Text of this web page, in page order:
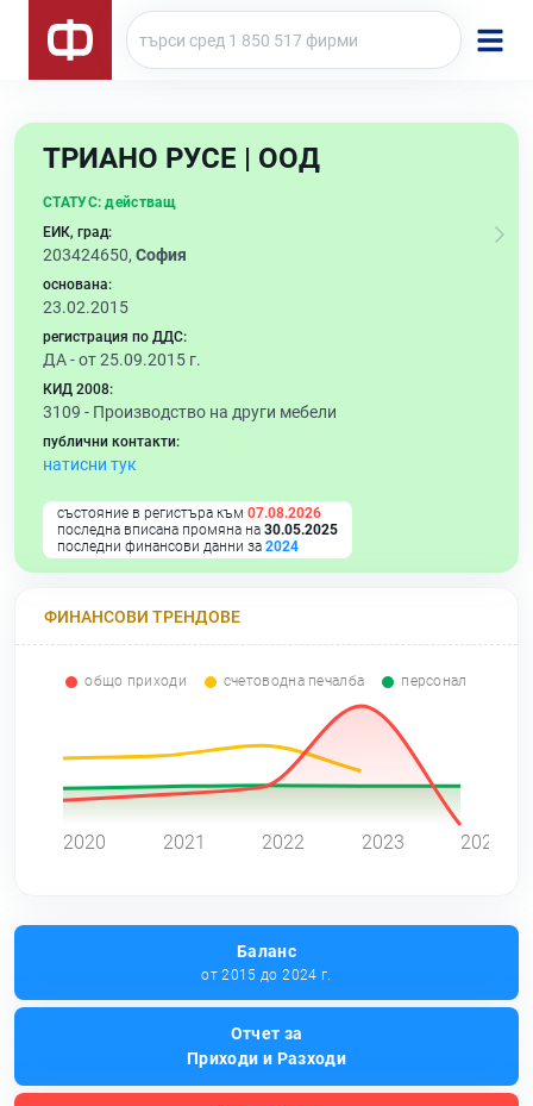
ТРИАНО РУСЕ | ООД
СТАТУС: действащ
ЕИК, град:
203424650, София
основана:
23.02.2015
регистрация по ДДС:
ДА - от 25.09.2015 г.
КИД 2008:
3109 - Производство на други мебели
публични контакти:
натисни тук
състояние в регистъра към 07.08.2026
последна вписана промяна на 30.05.2025
последни финансови данни за 2024
ФИНАНСОВИ ТРЕНДОВЕ
общо приходи счетоводна печалба персонал
2020 2021 2022 2023 2024
Баланс
от 2015 до 2024 г.
Отчет за
Приходи и Разходи